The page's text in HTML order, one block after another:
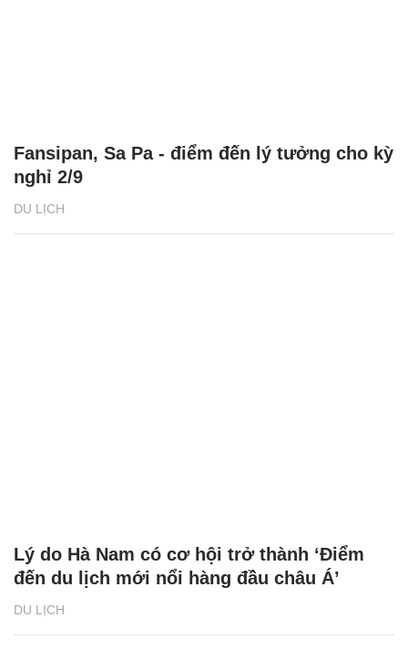
DU LỊCH
Fansipan, Sa Pa - điểm đến lý tưởng cho kỳ
nghỉ 2/9
DU LỊCH
Lý do Hà Nam có cơ hội trở thành ‘Điểm
đến du lịch mới nổi hàng đầu châu Á’